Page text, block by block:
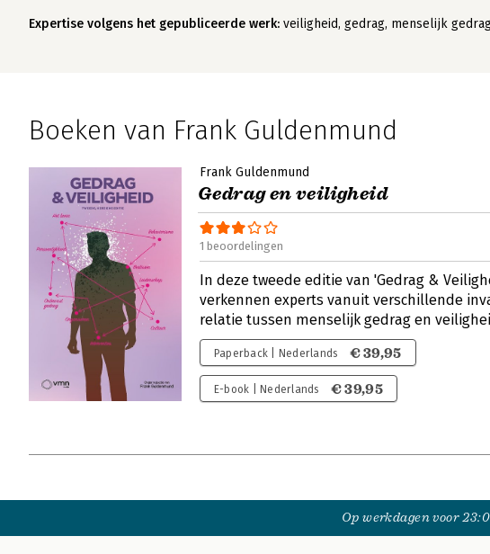
Expertise volgens het gepubliceerde werk: veiligheid, gedrag, menselijk
Boeken van Frank Guldenmund
Frank Guldenmund
Gedrag en veiligheid
1 beoordelingen
In deze tweede editie van 'Gedrag &
verkennen experts vanuit verschillende
relatie tussen menselijk gedrag en
Paperback | Nederlands € 39,95
E-book | Nederlands € 39,95
Op werkdagen voor